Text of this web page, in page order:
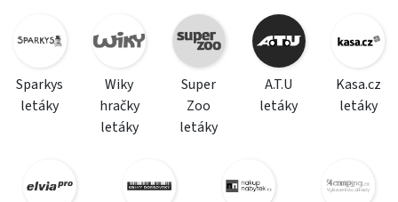
Sparkys
letáky
Wiky
hračky
letáky
Super
Zoo
letáky
A.T.U
letáky
Kasa.cz
letáky